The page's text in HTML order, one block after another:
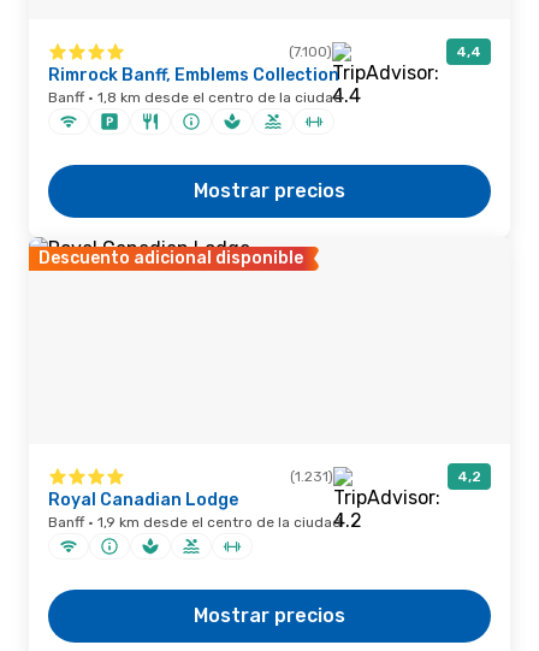
(7.100) 4,4
Rimrock Banff, Emblems Collection
Banff · 1,8 km desde el centro de la ciudad
Mostrar precios
Descuento adicional disponible
(1.231) 4,2
Royal Canadian Lodge
Banff · 1,9 km desde el centro de la ciudad
Mostrar precios